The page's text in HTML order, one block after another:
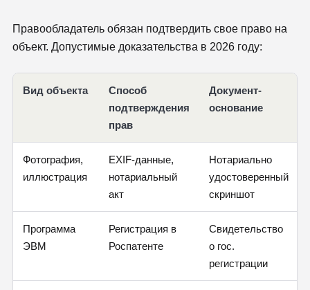
Правообладатель обязан подтвердить свое право на
объект. Допустимые доказательства в 2026 году:
Вид объекта
Способ
подтверждения
прав
Документ-
основание
Фотография,
иллюстрация
EXIF-данные,
нотариальный
акт
Нотариально
удостоверенный
скриншот
Программа
ЭВМ
Регистрация в
Роспатенте
Свидетельство
о гос.
регистрации